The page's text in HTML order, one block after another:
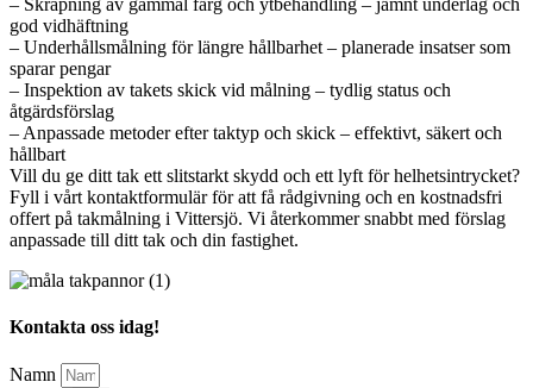
god vidhäftning
– Underhållsmålning för längre hållbarhet – planerade insatser som
sparar pengar
– Inspektion av takets skick vid målning – tydlig status och
åtgärdsförslag
– Anpassade metoder efter taktyp och skick – effektivt, säkert och
hållbart
Vill du ge ditt tak ett slitstarkt skydd och ett lyft för helhetsintrycket?
Fyll i vårt kontaktformulär för att få rådgivning och en kostnadsfri
offert på takmålning i Vittersjö. Vi återkommer snabbt med förslag
anpassade till ditt tak och din fastighet.
Kontakta oss idag!
Namn